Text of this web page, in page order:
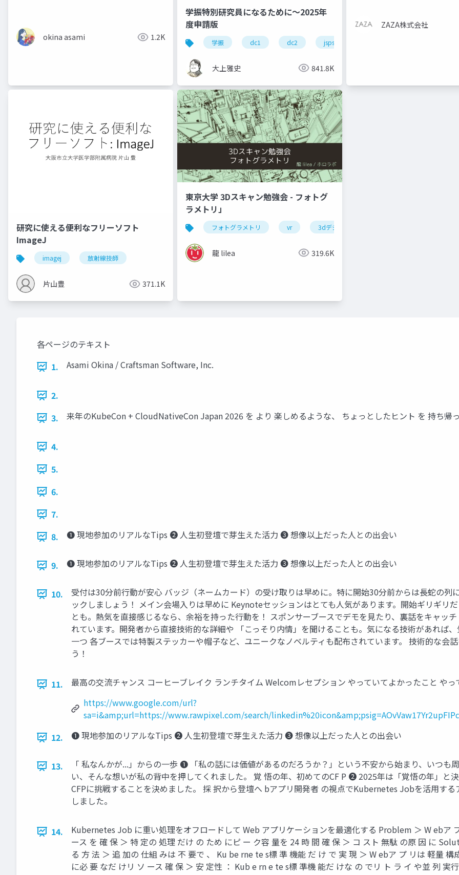
Jobs - Asami Okina
okina asami 1.2K
学振特別研究員になるために～2025年
度申請版
学振 dc1 dc2 jsps
大上雅史 841.8K
ZAZA株式会社
研究に使える便利なフリーソフト
ImageJ
imagej 放射線技師
片山豊 371.1K
東京大学 3Dスキャン勉強会 - フォトグ
ラメトリ」
フォトグラメトリ vr 3dデジタルアーカイブ
龍 lilea 319.6K
各ページのテキスト
1.
Asami Okina / Craftsman Software, Inc.
2.
3.
来年のKubeCon + CloudNativeCon Japan 2026 を より 楽しめるような、 ちょっとしたヒント を 持ち帰
4.
5.
6.
7.
8.
❶ 現地参加のリアルなTips ❷ 人生初登壇で芽生えた活力 ❸ 想像以上だった人との出会い
9. ❶ 現地参加のリアルなTips ❷ 人生初登壇で芽生えた活力 ❸ 想像以上だった人との出会い
10.
受付は30分前行動が安心 バッジ（ネームカード）の受け取りは早めに。特に開始30分前からは長蛇の列
ックしましょう！ メイン会場入りは早めに Keynoteセッションはとても人気があります。開始ギリギリ
とも。熱気を直接感じるなら、余裕を持った行動を！ スポンサーブースでデモを見たり、裏話をキャッ
れています。開発者から直接技術的な詳細や 「こっそり内情」を聞けることも。気になる技術があれば
一つ 各ブースでは特製ステッカーや帽子など、ユニークなノベルティも配布されています。 技術的な会
う！
11.
最高の交流チャンス コーヒーブレイク ランチタイム Welcomレセプション やっていてよかったこと や
https://www.google.com/url?
sa=i&amp;url=https://www.rawpixel.com/search/
12.
❶ 現地参加のリアルなTips ❷ 人生初登壇で芽生えた活力 ❸ 想像以上だった人との出会い
13.
「 私なんかが...」からの一歩 ❶ 「私の話には価値があるのだろうか？」という不安から始まり、いつも
い、そんな想いが私の背中を押してくれました。 覚 悟の年、初めてのCF P ❷ 2025年は「覚悟の年」
CFPに挑戦することを決めました。 採 択から登壇へ bアプリ開発者 の視点でKubernetes Jobを活用す
しました。
14.
Kubernetes Job に重い処理をオフロードして Web アプリケーションを最適化する Problem ＞ W ebア
ース を 確 保 ＞ 特 定の 処理 だけ の ため にピ ー ク容 量を 24 時 間 確 保 ＞ コ スト 無駄 の原 因 に
る 方 法 ＞ 追 加の 仕組 みは 不 要で 、 Ku be rne te s標 準 機能 だ け で 実 現 ＞ W ebア プ リは 軽量
に必 要 なだ けリ ソ ース 確 保 ＞ 安 定性 ： Kub e rn e te s標 準機 能だ けな の でリ ト ラ イ や並 列